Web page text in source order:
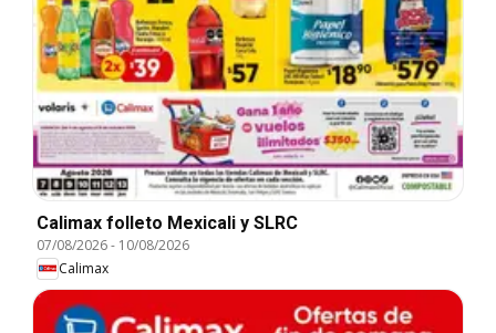
Calimax folleto Mexicali y SLRC
07/08/2026- 10/08/2026
Calimax